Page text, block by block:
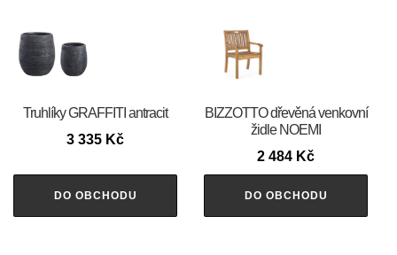
Truhlíky GRAFFITI antracit
3 335 Kč
DO OBCHODU
BIZZOTTO dřevěná venkovní
židle NOEMI
2 484 Kč
DO OBCHODU